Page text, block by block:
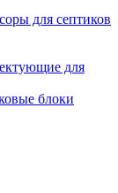
для септиков
для
блоки